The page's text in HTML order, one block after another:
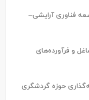
فناوری آرایشی–
و فرآورده‌های
حوزه گردشگری